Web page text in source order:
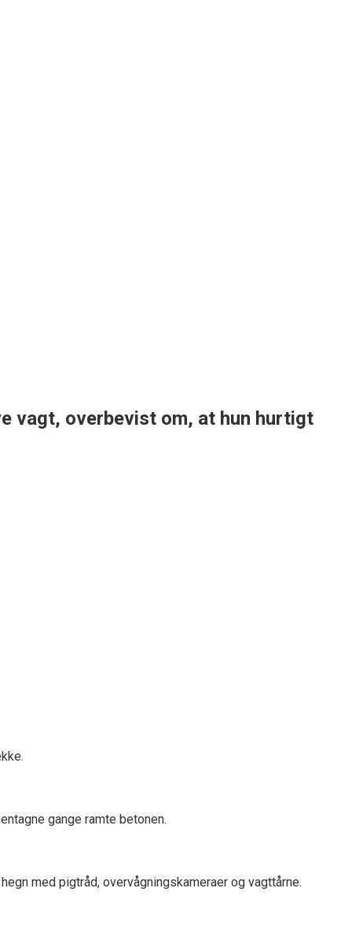
vagt, overbevist om, at hun hurtigt
gange ramte betonen.
med pigtråd, overvågningskameraer og vagttårne.